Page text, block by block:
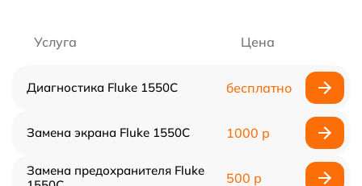
Услуга Цена
Диагностика Fluke 1550C бесплатно
Замена экрана Fluke 1550C 1000 р
Замена предохранителя Fluke
500 р